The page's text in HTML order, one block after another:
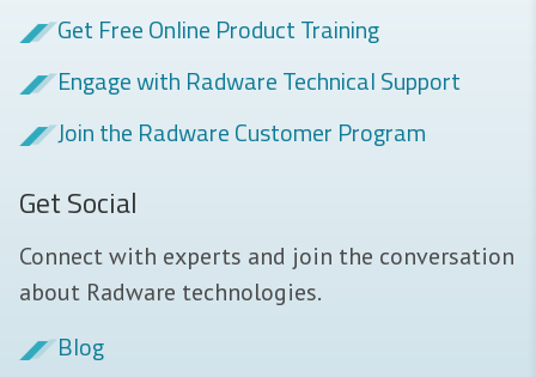
Get Free Online Product Training
Engage with Radware Technical Support
Join the Radware Customer Program
Get Social
Connect with experts and join the conversation
about Radware technologies.
Blog